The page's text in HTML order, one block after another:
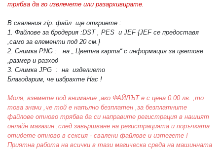
трябва да го извлечете или разархивирате.
В сваления zip. файл ще откриете :
1. Файлове за бродерия :DST , PES и JEF {JEF се предоставя
,само за елементи под 20 см.}
2. Снимка PNG : на „ Цветна карта“ с информация за цветове
,размер и разход
3. Снимка JPG : на изделието
Благодарим, че избрахте Нас !
Моля, вземете под внимание ,ако ФАЙЛЪТ е с цена 0.00 лв. ,то
това значи ,че той е напълно безплатен ,за безплатните
файлове отново трябва да си направите регистрация в нашият
онлайн магазин ,след завършване на регистрацията и поръчката
отидете отново в сексия - свалени файлове и изтегете !
Приятна работа на всички в тази магическа среда на машинната